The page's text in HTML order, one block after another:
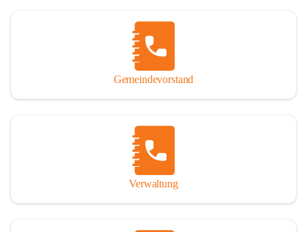
Gemeindevorstand
Verwaltung